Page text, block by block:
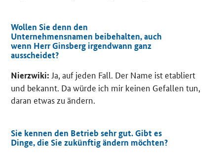
Wollen Sie denn den
Unternehmensnamen beibehalten, auch
wenn Herr Ginsberg irgendwann ganz
ausscheidet?
Nierzwiki: Ja, auf jeden Fall. Der Name ist etabliert
und bekannt. Da würde ich mir keinen Gefallen tun,
daran etwas zu ändern.
Sie kennen den Betrieb sehr gut. Gibt es
Dinge, die Sie zukünftig ändern möchten?